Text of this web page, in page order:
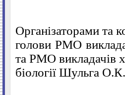
Організаторами та
голови РМО
та РМО викладачів
біології Шульга О.К.